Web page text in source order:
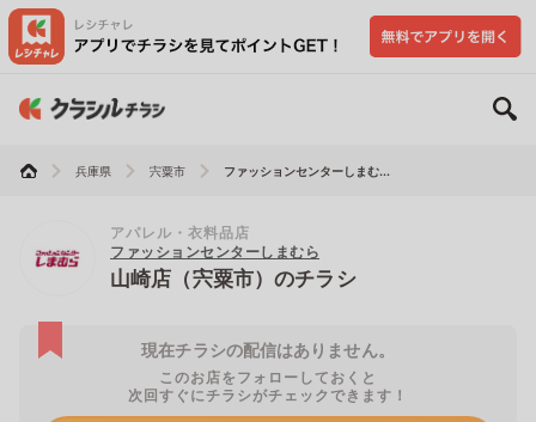
兵庫県 宍粟市 ファッションセンターしまむ...
アパレル・衣料品店
ファッションセンターしまむら
山崎店（宍粟市）のチラシ
現在チラシの配信はありません。
このお店をフォローしておくと
次回すぐにチラシがチェックできます！